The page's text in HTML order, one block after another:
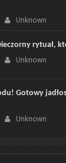
Unknown
rytuał,
Unknown
Gotowy
Unknown